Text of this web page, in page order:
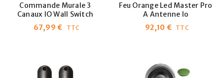
Commande Murale 3
Canaux IO Wall Switch
67,99€ TTC
Feu Orange Led Master Pro
A Antenne Io
92,10 € TTC